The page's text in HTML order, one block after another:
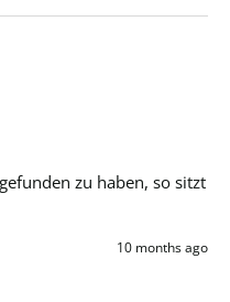
zu haben, so sitzt
10 months ago